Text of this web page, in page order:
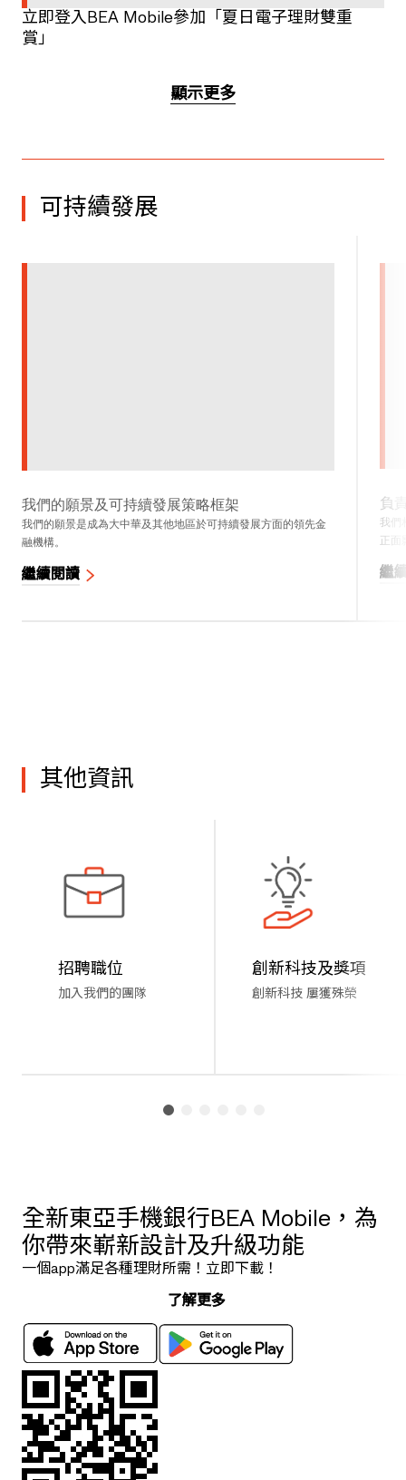
立即登入BEA Mobile參加「夏日電子理財雙重
賞」
顯示更多
可持續發展
我們的願景及可持續發展策略框架
我們的願景是成為大中華及其他地區於可持續發展方面的領先金
融機構。
繼續閱讀
負
我們
正面
繼
其他資訊
招聘職位
加入我們的團隊
創新科技及獎項
創新科技 屢獲殊榮
全新東亞手機銀行BEA Mobile，為
你帶來嶄新設計及升級功能
一個app滿足各種理財所需！立即下載！
了解更多